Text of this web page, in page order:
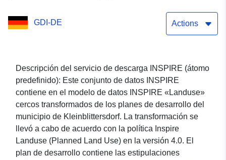
INSPIRE SL Planes de
suelo Kleinblittersdorf
GDI-DE Actions
Descripción del servicio de descarga INSPIRE (átomo
predefinido): Este conjunto de datos INSPIRE
contiene en el modelo de datos INSPIRE «Landuse»
cercos transformados de los planes de desarrollo del
municipio de Kleinblittersdorf. La transformación se
llevó a cabo de acuerdo con la política Inspire
Landuse (Planned Land Use) en la versión 4.0. El
plan de desarrollo contiene las estipulaciones